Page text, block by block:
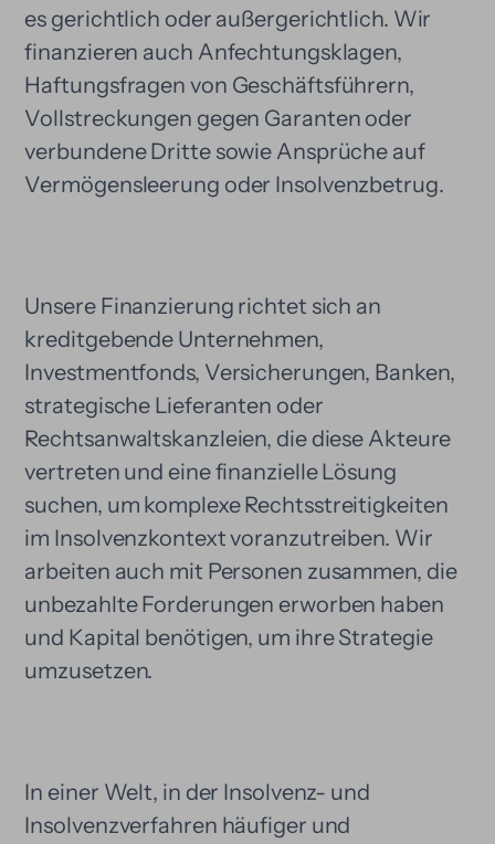
es gerichtlich oder außergerichtlich. Wir
finanzieren auch Anfechtungsklagen,
Haftungsfragen von Geschäftsführern,
Vollstreckungen gegen Garanten oder
verbundene Dritte sowie Ansprüche auf
Vermögensleerung oder Insolvenzbetrug.
Unsere Finanzierung richtet sich an
kreditgebende Unternehmen,
Investmentfonds, Versicherungen, Banken,
strategische Lieferanten oder
Rechtsanwaltskanzleien, die diese Akteure
vertreten und eine finanzielle Lösung
suchen, um komplexe Rechtsstreitigkeiten
im Insolvenzkontext voranzutreiben. Wir
arbeiten auch mit Personen zusammen, die
unbezahlte Forderungen erworben haben
und Kapital benötigen, um ihre Strategie
umzusetzen.
In einer Welt, in der Insolvenz- und
Insolvenzverfahren häufiger und